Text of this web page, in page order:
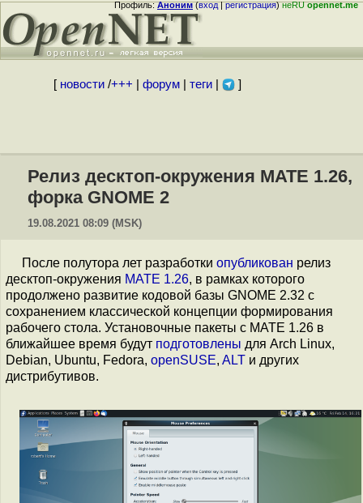
Профиль:Аноним(вход|регистрация)неRUopennet.me
[ новости/+++ форум| теги| ]
Релиз десктоп-окружения MATE 1.26,
форка GNOME 2
19.08.2021 08:09 (MSK)
После полутора лет разработки опубликован релиз
десктоп-окружения MATE 1.26, в рамках которого
продолжено развитие кодовой базы GNOME 2.32 с
сохранением классической концепции формирования
рабочего стола. Установочные пакеты с MATE 1.26 в
ближайшее время будут подготовлены для Arch Linux,
Debian, Ubuntu, Fedora, openSUSE, ALT и других
дистрибутивов.